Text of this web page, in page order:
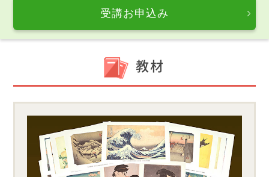
受講お申込み
教材